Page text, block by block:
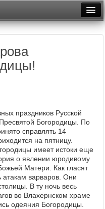
праздников Русской
Богородицы. По
справлять 14
на пятницу.
имеет истоки еще
о явлении юродивому
Матери. Как гласят
атакам варваров. Они
В ту ночь весь
во Влахернском храме
одеяния Богородицы.